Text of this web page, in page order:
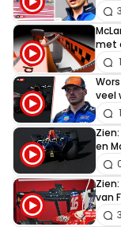
3
met
1
veel
1
en
van
3